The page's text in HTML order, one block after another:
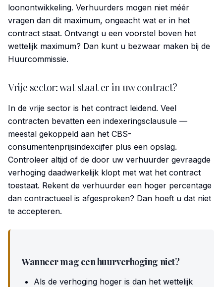
loonontwikkeling. Verhuurders mogen niet méér
vragen dan dit maximum, ongeacht wat er in het
contract staat. Ontvangt u een voorstel boven het
wettelijk maximum? Dan kunt u bezwaar maken bij de
Huurcommissie.
Vrije sector: wat staat er in uw contract?
In de vrije sector is het contract leidend. Veel
contracten bevatten een indexeringsclausule —
meestal gekoppeld aan het CBS-
consumentenprijsindexcijfer plus een opslag.
Controleer altijd of de door uw verhuurder gevraagde
verhoging daadwerkelijk klopt met wat het contract
toestaat. Rekent de verhuurder een hoger percentage
dan contractueel is afgesproken? Dan hoeft u dat niet
te accepteren.
Wanneer mag een huurverhoging niet?
Als de verhoging hoger is dan het wettelijk